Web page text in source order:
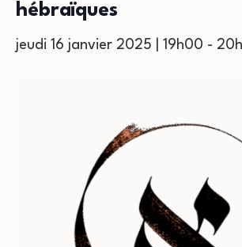
hébraïques
jeudi 16 janvier 2025 | 19h00 -